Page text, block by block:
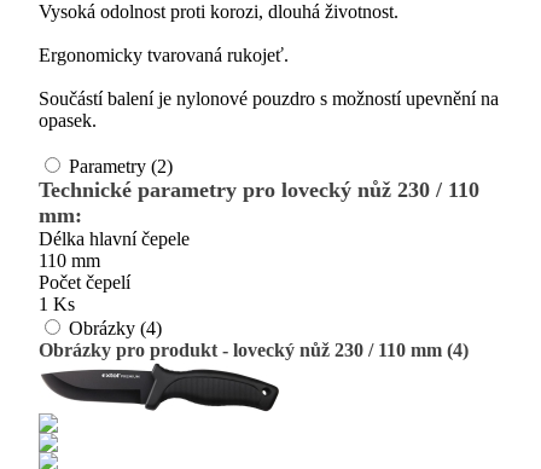
Vysoká odolnost proti korozi, dlouhá životnost.
Ergonomicky tvarovaná rukojeť.
Součástí balení je nylonové pouzdro s možností upevnění na
opasek.
Parametry (2)
Technické parametry pro lovecký nůž 230 / 110
mm:
Délka hlavní čepele
110 mm
Počet čepelí
1 Ks
Obrázky (4)
Obrázky pro produkt - lovecký nůž 230 / 110 mm (4)